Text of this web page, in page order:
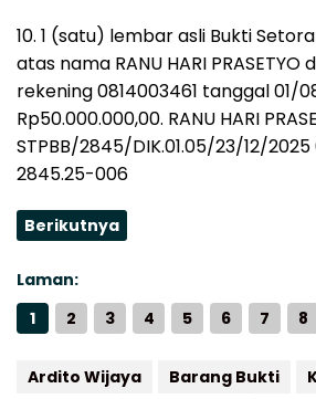
10. 1 (satu) lembar asli Bukti
atas nama RANU HARI
rekening 0814003461 tanggal 01/
Rp50.000.000,00. RANU HARI
STPBB/2845/DIK.01.05/23/12/
2845.25-006
Berikutnya
Laman:
1
2 3 4 5 6 7 8
Ardito Wijaya Barang Bukti